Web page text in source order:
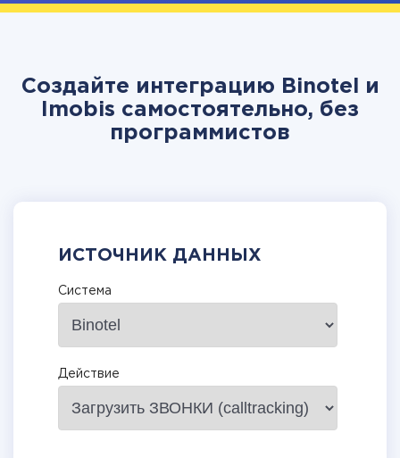
Создайте интеграцию Binotel и
Imobis самостоятельно, без
программистов
ИСТОЧНИК ДАННЫХ
Система
Действие